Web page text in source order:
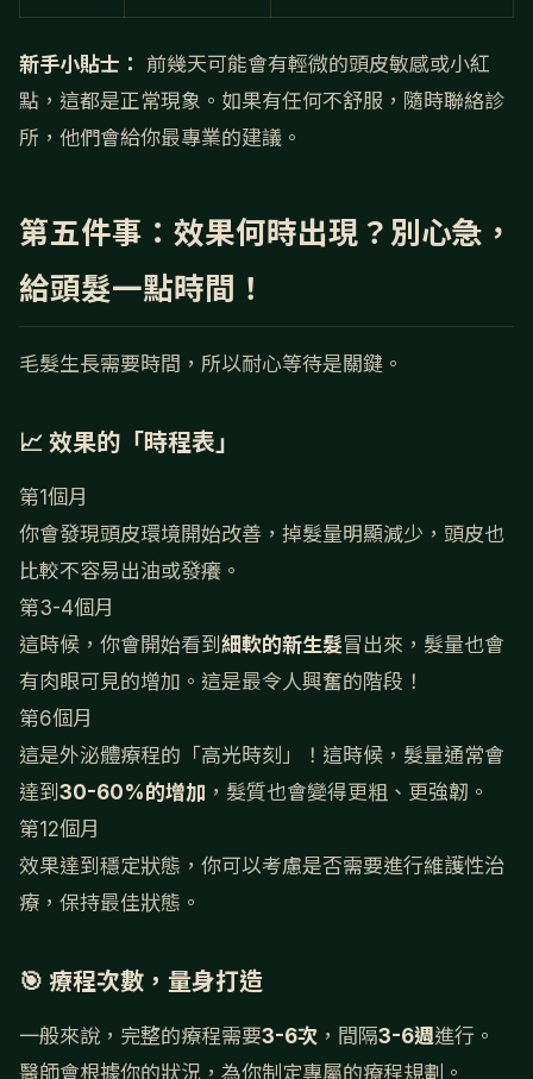
新手小貼士：
前幾天可能會有輕微的頭皮敏感或小紅
點，這都是正常現象。如果有任何不舒服，隨時聯絡診
所，他們會給你最專業的建議。
第五件事：效果何時出現？別心急，
給頭髮一點時間！
毛髮生長需要時間，所以耐心等待是關鍵。
📈 效果的「時程表」
第1個月
你會發現頭皮環境開始改善，掉髮量明顯減少，頭皮也
比較不容易出油或發癢。
第3-4個月
這時候，你會開始看到 細軟的新生髮冒出來，髮量也會
有肉眼可見的增加。這是最令人興奮的階段！
第6個月
這是外泌體療程的「高光時刻」！這時候，髮量通常會
達到 30-60%的增加 ，髮質也會變得更粗、更強韌。
第12個月
效果達到穩定狀態，你可以考慮是否需要進行維護性治
療，保持最佳狀態。
🎯 療程次數，量身打造
一般來說，完整的療程需要3-6次 ，間隔3-6週進行。
醫師會根據你的狀況，為你制定專屬的療程規劃。